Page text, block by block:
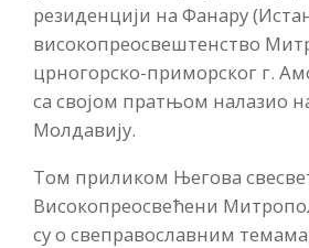
резиденцији на Фанару
високопреосвештенство
црногорско-приморског г.
са својом пратњом налазио
Молдавију.
Том приликом Његова
Високопреосвећени
су о свеправославним